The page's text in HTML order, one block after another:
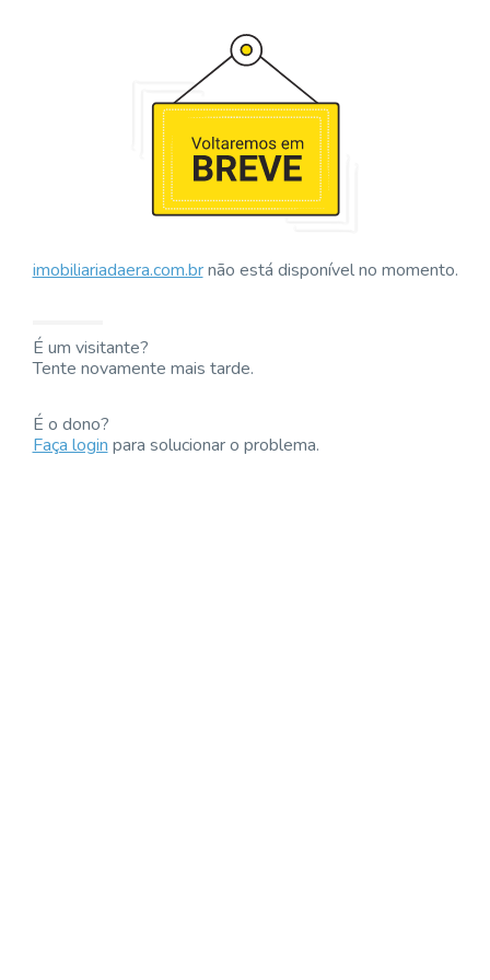
imobiliariadaera.com.brnão está disponível no momento.
É um visitante?
Tente novamente mais tarde.
É o dono?
Faça loginpara solucionar o problema.